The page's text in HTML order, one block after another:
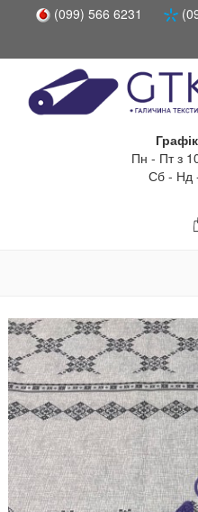
(099) 566 6231
Пн - Пт з
Сб - Нд